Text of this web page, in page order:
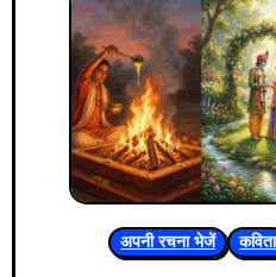
अपनी रचना भेजें कविता